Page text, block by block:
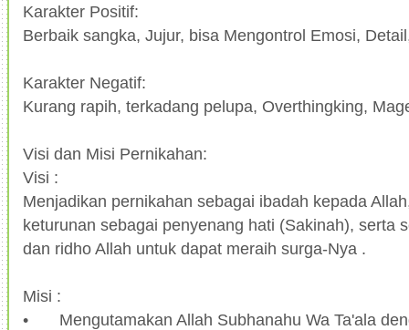
Karakter Positif:
Berbaik sangka, Jujur, bisa Mengontrol Emosi,
Karakter Negatif:
Kurang rapih, terkadang pelupa, Overthingking,
Visi dan Misi Pernikahan:
Visi :
Menjadikan pernikahan sebagai ibadah kepada
keturunan sebagai penyenang hati (Sakinah), serta
dan ridho Allah untuk dapat meraih surga-Nya .
Misi :
•
Mengutamakan Allah Subhanahu Wa Ta'ala